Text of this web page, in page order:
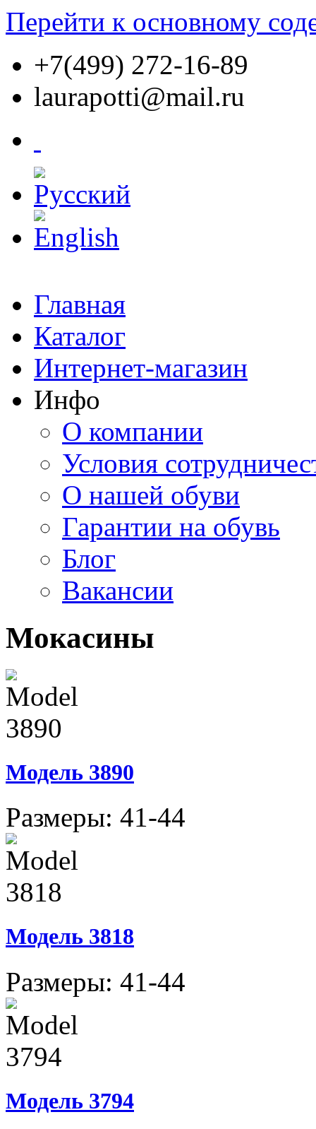
Перейти к основному
+7(499) 272-16-89
laurapotti@mail.ru
Главная
Каталог
Интернет-магазин
Инфо
О компании
Условия
О нашей обуви
Гарантии на обувь
Блог
Вакансии
Мокасины
Модель 3890
Размеры: 41-44
Модель 3818
Размеры: 41-44
Модель 3794